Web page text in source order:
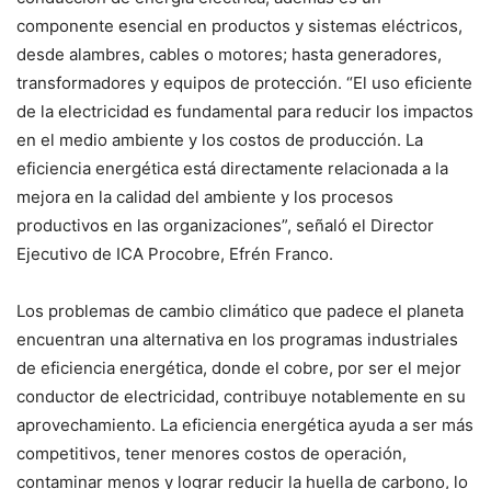
componente esencial en productos y sistemas eléctricos,
desde alambres, cables o motores; hasta generadores,
transformadores y equipos de protección. “El uso eficiente
de la electricidad es fundamental para reducir los impactos
en el medio ambiente y los costos de producción. La
eficiencia energética está directamente relacionada a la
mejora en la calidad del ambiente y los procesos
productivos en las organizaciones”, señaló el Director
Ejecutivo de ICA Procobre, Efrén Franco.
Los problemas de cambio climático que padece el planeta
encuentran una alternativa en los programas industriales
de eficiencia energética, donde el cobre, por ser el mejor
conductor de electricidad, contribuye notablemente en su
aprovechamiento. La eficiencia energética ayuda a ser más
competitivos, tener menores costos de operación,
contaminar menos y lograr reducir la huella de carbono, lo